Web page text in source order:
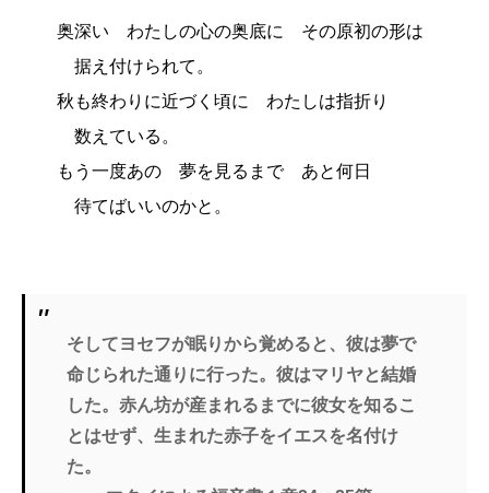
奥深い わたしの心の奥底に その原初の形は
据え付けられて。
秋も終わりに近づく頃に わたしは指折り
数えている。
もう一度あの 夢を見るまで あと何日
待てばいいのかと。
そしてヨセフが眠りから覚めると、彼は夢で
命じられた通りに行った。彼はマリヤと結婚
した。赤ん坊が産まれるまでに彼女を知るこ
とはせず、生まれた赤子をイエスを名付け
た。